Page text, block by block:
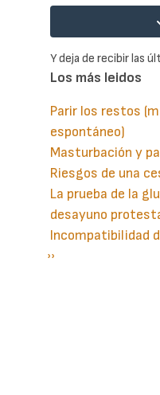
Y deja de recibir las
Los más leidos
Parir los restos
espontáneo)
Masturbación y
Riesgos de una
La prueba de la
desayuno
Incompatibilidad
Paginación
Siguiente
››